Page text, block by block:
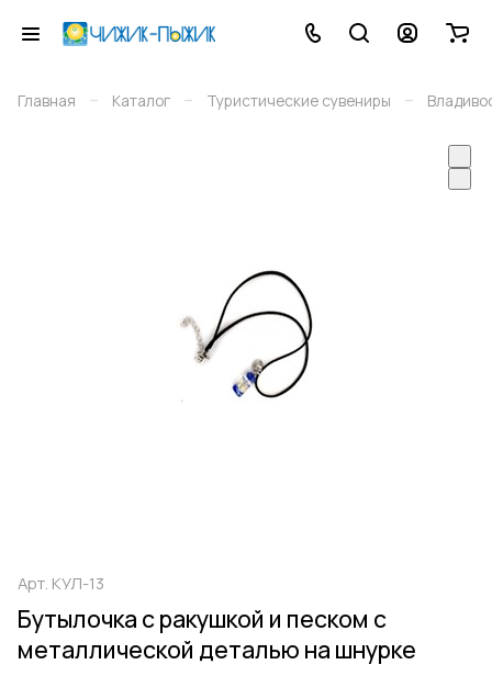
Главная – Каталог – Туристические сувениры –
Арт. КУЛ-13
Бутылочка с ракушкой и песком с
металлической деталью на шнурке